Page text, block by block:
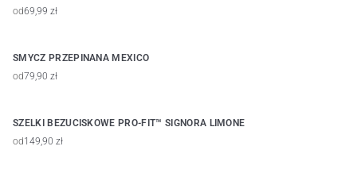
od69,99 zł
SMYCZ PRZEPINANA MEXICO
od79,90 zł
SZELKI BEZUCISKOWE PRO-FIT™ SIGNORA LIMONE
od149,90 zł